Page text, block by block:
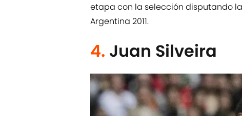
etapa con la selección disputando
Argentina 2011.
4. Juan Silveira